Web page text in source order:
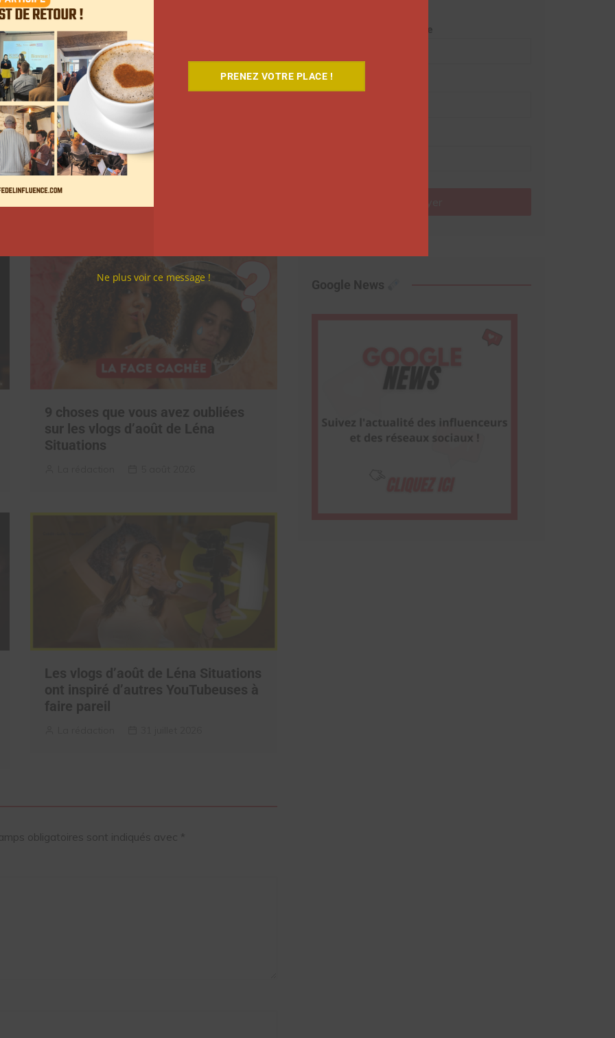
Comment le Grand JD a
complètement réinventé son
Clara Phelippeaux
9 choses que vous avez oubliées
sur les vlogs d’août de Léna
Situations
Les vlogs d’août de Léna Situations
ont inspiré d’autres YouTubeuses à
faire pareil
obligatoires sont indiqués avec *
Adresse de messagerie
Prénom
Google News
PRENEZ VOTRE PLACE !
Ne plus voir ce message !